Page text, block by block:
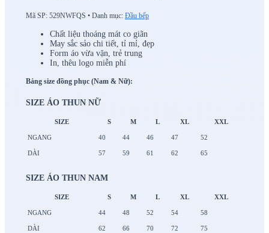
Mã SP: 529NWFQS • Danh mục: Đầu bếp
Chất liệu thoáng mát co giãn
May sắc sảo chi tiết, tỉ mỉ, đẹp
Form áo vừa vặn, trẻ trung
In, thêu logo miễn phí
Bảng size đồng phục (Nam & Nữ):
SIZE ÁO THUN NỮ
SIZE S M L XL XXL
NGANG 40 44 46 47 52
DÀI 57 59 61 62 65
SIZE ÁO THUN NAM
SIZE S M L XL XXL
NGANG 44 48 52 54 58
DÀI 62 66 70 72 75